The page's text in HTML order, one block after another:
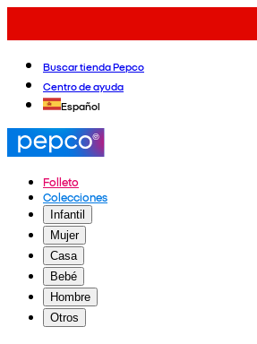
Buscar tienda Pepco
Centro de ayuda
Español
Folleto
Colecciones
Infantil
Mujer
Casa
Bebé
Hombre
Otros